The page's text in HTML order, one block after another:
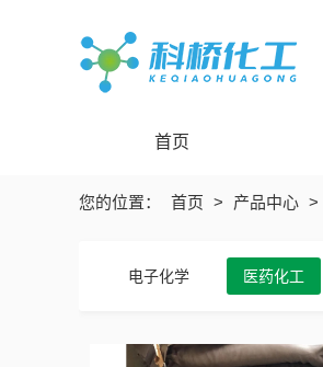
首页
您的位置： 首页 > 产品中心 >
电子化学 医药化工